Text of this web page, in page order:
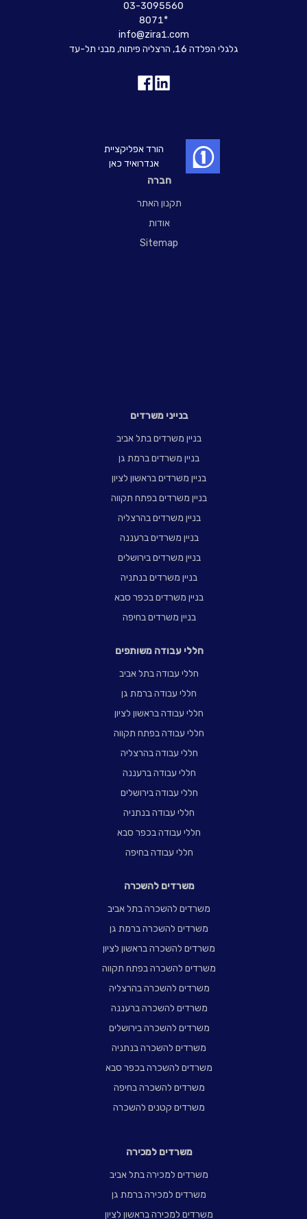
חברה
תקנון האתר
אודות
Sitemap
בנייני משרדים
בניין משרדים בתל אביב
בניין משרדים ברמת גן
בניין משרדים בראשון לציון
בניין משרדים בפתח תקווה
בניין משרדים בהרצליה
בניין משרדים ברעננה
בניין משרדים בירושלים
בניין משרדים בנתניה
בניין משרדים בכפר סבא
בניין משרדים בחיפה
חללי עבודה משותפים
חללי עבודה בתל אביב
חללי עבודה ברמת גן
חללי עבודה בראשון לציון
חללי עבודה בפתח תקווה
חללי עבודה בהרצליה
חללי עבודה ברעננה
חללי עבודה בירושלים
חללי עבודה בנתניה
חללי עבודה בכפר סבא
חללי עבודה בחיפה
משרדים להשכרה
משרדים להשכרה בתל אביב
משרדים להשכרה ברמת גן
משרדים להשכרה בראשון לציון
משרדים להשכרה בפתח תקווה
משרדים להשכרה בהרצליה
משרדים להשכרה ברעננה
משרדים להשכרה בירושלים
משרדים להשכרה בנתניה
משרדים להשכרה בכפר סבא
משרדים להשכרה בחיפה
משרדים קטנים להשכרה
משרדים למכירה
משרדים למכירה בתל אביב
משרדים למכירה ברמת גן
משרדים למכירה בראשון לציון
03-3095560
8071*
info@zira1.com
גלגלי הפלדה 16, הרצליה פיתוח, מבני תל-עד
הורד אפליקציית
אנדרואיד כאן